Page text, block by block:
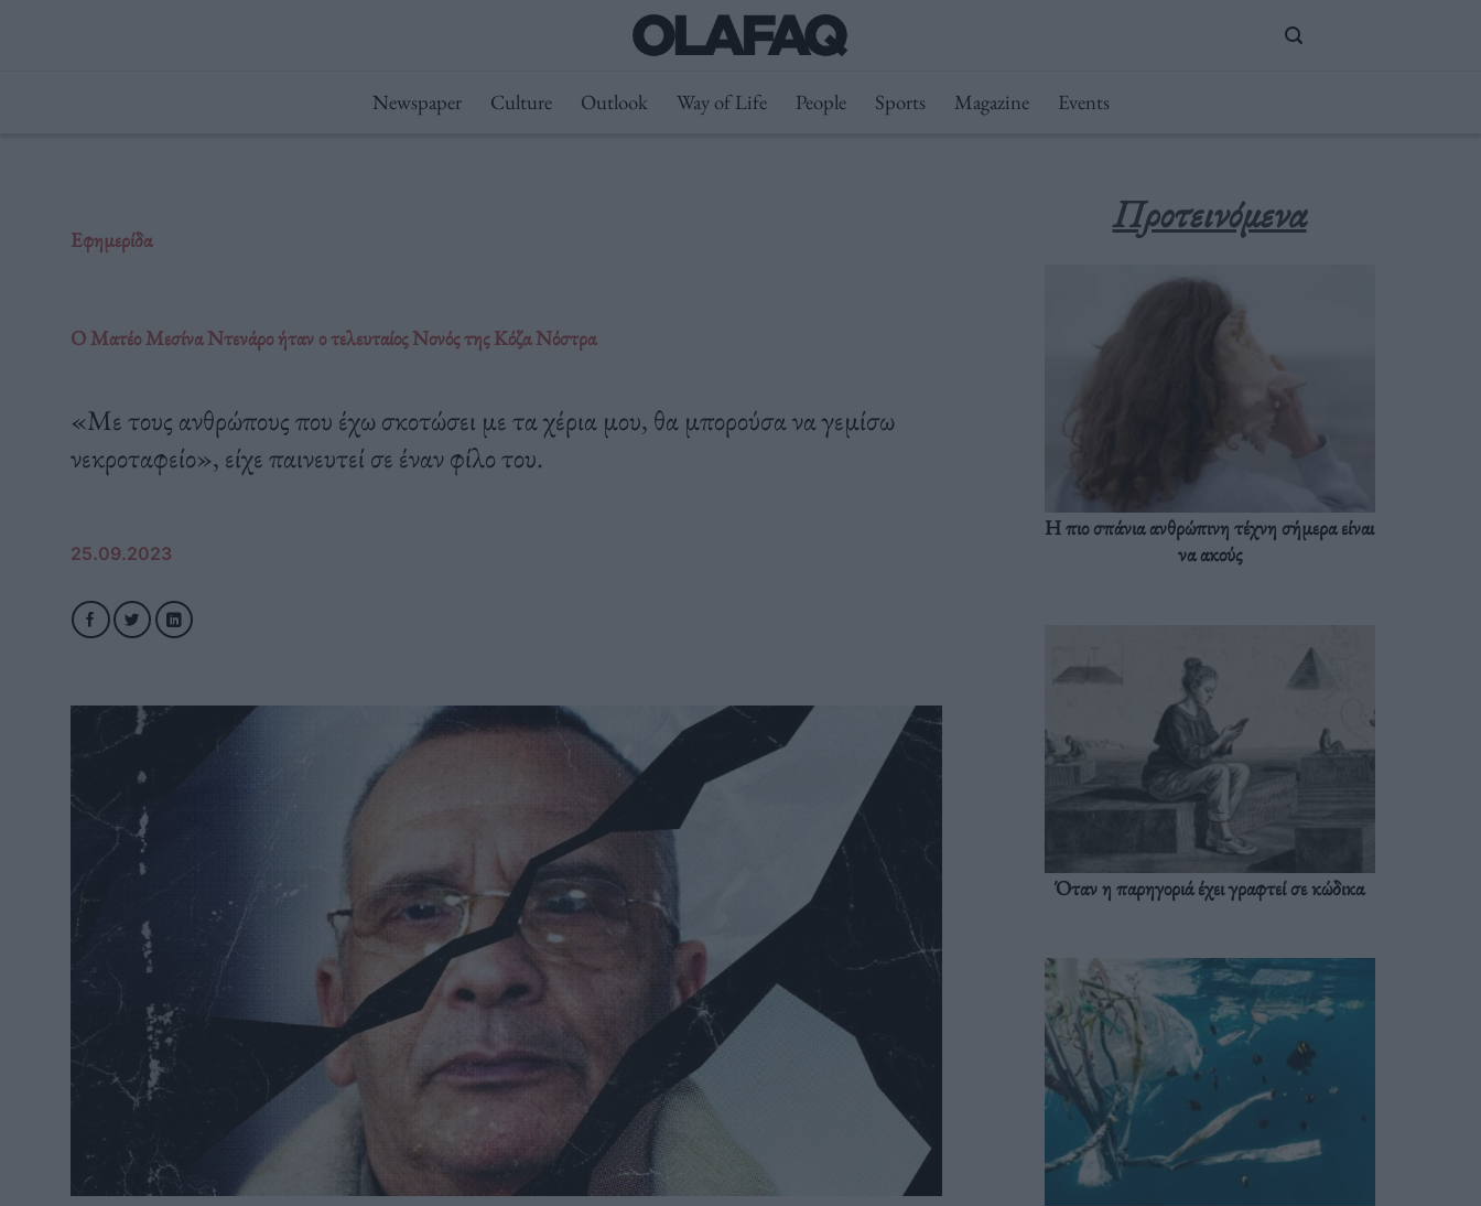
Newspaper Culture Outlook Way of Life People Sports Magazine Events
Εφημερίδα
Ο Ματέο Μεσίνα Ντενάρο ήταν ο τελευταίος Νονός της Κόζα Νόστρα
«Με τους ανθρώπους που έχω σκοτώσει με τα χέρια μου, θα μπορούσα να γεμίσω
νεκροταφείο», είχε παινευτεί σε έναν φίλο του.
25.09.2023
Προτεινόμενα
Η πιο σπάνια ανθρώπινη τέχνη σήμερα είναι
να ακούς
Όταν η παρηγοριά έχει γραφτεί σε κώδικα